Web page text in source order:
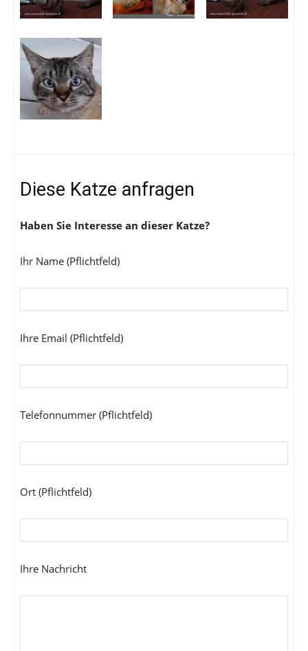
Diese Katze anfragen
Haben Sie Interesse an dieser Katze?
Ihr Name (Pflichtfeld)
Ihre Email (Pflichtfeld)
Telefonnummer (Pflichtfeld)
Ort (Pflichtfeld)
Ihre Nachricht